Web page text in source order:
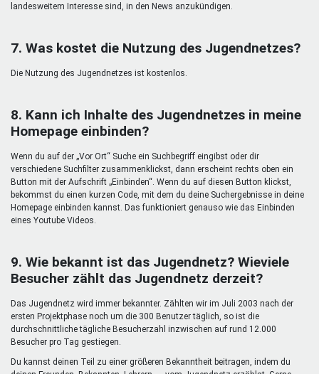
landesweitem Interesse sind, in den News anzukündigen.
7. Was kostet die Nutzung des Jugendnetzes?
Die Nutzung des Jugendnetzes ist kostenlos.
8. Kann ich Inhalte des Jugendnetzes in meine
Homepage einbinden?
Wenn du auf der „Vor Ort“ Suche ein Suchbegriff eingibst oder dir
verschiedene Suchfilter zusammenklickst, dann erscheint rechts oben ein
Button mit der Aufschrift „Einbinden“. Wenn du auf diesen Button klickst,
bekommst du einen kurzen Code, mit dem du deine Suchergebnisse in deine
Homepage einbinden kannst. Das funktioniert genauso wie das Einbinden
eines Youtube Videos.
9. Wie bekannt ist das Jugendnetz? Wieviele
Besucher zählt das Jugendnetz derzeit?
Das Jugendnetz wird immer bekannter. Zählten wir im Juli 2003 nach der
ersten Projektphase noch um die 300 Benutzer täglich, so ist die
durchschnittliche tägliche Besucherzahl inzwischen auf rund 12.000
Besucher pro Tag gestiegen.
Du kannst deinen Teil zu einer größeren Bekanntheit beitragen, indem du